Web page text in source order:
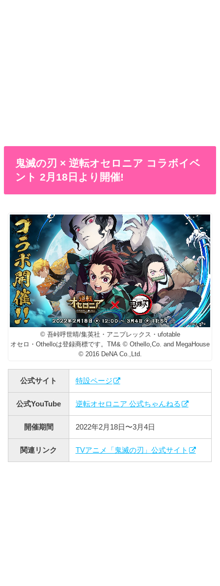
鬼滅の刃 × 逆転オセロニア コラボイベ
ント 2月18日より開催!
© 吾峠呼世晴/集英社・アニプレックス・ufotable
オセロ・Othelloは登録商標です。TM& © Othello,Co. and MegaHouse
© 2016 DeNA Co.,Ltd.
公式サイト 特設ページ
公式YouTube 逆転オセロニア 公式ちゃんねる
開催期間 2022年2月18日〜3月4日
関連リンク TVアニメ「鬼滅の刃」公式サイト